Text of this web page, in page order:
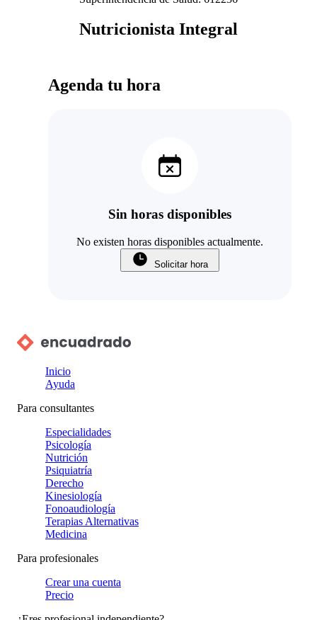
Nutricionista Integral
Agenda tu hora
Sin horas disponibles
No existen horas disponibles actualmente.
Solicitar hora
Inicio
Ayuda
Para consultantes
Especialidades
Psicología
Nutrición
Psiquiatría
Derecho
Kinesiología
Fonoaudiología
Terapias Alternativas
Medicina
Para profesionales
Crear una cuenta
Precio